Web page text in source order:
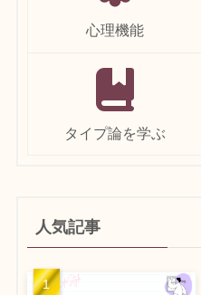
心理機能
タイプ論を学ぶ
人気記事